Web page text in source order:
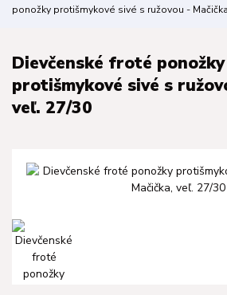
ponožky protišmykové sivé s ružovou -
Dievčenské froté ponožky
protišmykové sivé s
veľ. 27/30